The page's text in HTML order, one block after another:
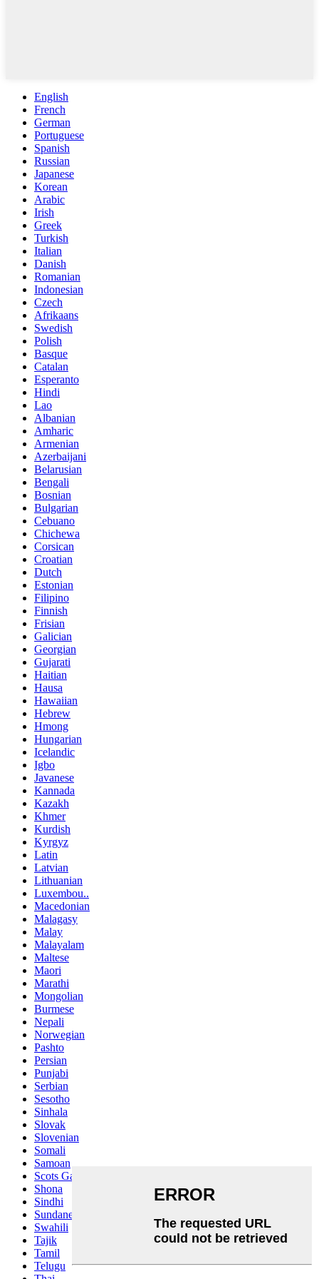
English
French
German
Portuguese
Spanish
Russian
Japanese
Korean
Arabic
Irish
Greek
Turkish
Italian
Danish
Romanian
Indonesian
Czech
Afrikaans
Swedish
Polish
Basque
Catalan
Esperanto
Hindi
Lao
Albanian
Amharic
Armenian
Azerbaijani
Belarusian
Bengali
Bosnian
Bulgarian
Cebuano
Chichewa
Corsican
Croatian
Dutch
Estonian
Filipino
Finnish
Frisian
Galician
Georgian
Gujarati
Haitian
Hausa
Hawaiian
Hebrew
Hmong
Hungarian
Icelandic
Igbo
Javanese
Kannada
Kazakh
Khmer
Kurdish
Kyrgyz
Latin
Latvian
Lithuanian
Luxembou..
Macedonian
Malagasy
Malay
Malayalam
Maltese
Maori
Marathi
Mongolian
Burmese
Nepali
Norwegian
Pashto
Persian
Punjabi
Serbian
Sesotho
Sinhala
Slovak
Slovenian
Somali
Samoan
Scots Gaelic
Shona
Sindhi
Sundanese
Swahili
Tajik
Tamil
Telugu